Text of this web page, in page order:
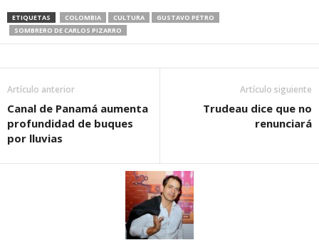
ETIQUETAS COLOMBIA CULTURA
GUSTAVO PETRO
SOMBRERO DE CARLOS PIZARRO
Artículo anterior
Canal de Panamá aumenta
profundidad de buques
por lluvias
Artículo siguiente
Trudeau dice que no
renunciará